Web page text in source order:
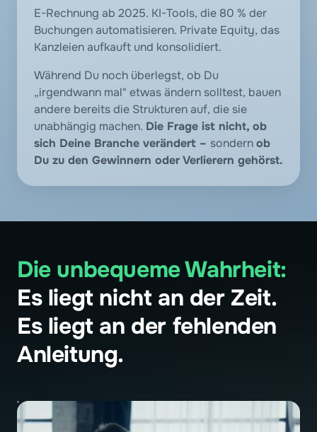
E-Rechnung ab 2025. KI-Tools, die 80 % der
Buchungen automatisieren. Private Equity, das
Kanzleien aufkauft und konsolidiert.
Während Du noch überlegst, ob Du
„irgendwann mal" etwas ändern solltest, bauen
andere bereits die Strukturen auf, die sie
unabhängig machen. Die Frage ist nicht, ob
sich Deine Branche verändert – sondern ob
Du zu den Gewinnern oder Verlierern gehörst.
Die unbequeme
Es liegt nicht an der Zeit.
Es liegt an der fehlenden
Anleitung.